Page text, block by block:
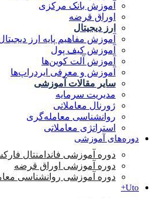
آموزش بانک مرکزی
اوراق قرضه
ارز دیجیتال
آموزش مفاهیم پایه ارز
آموزش کیف پول
آموزش آلت کوین‌ها
آموزش و معرفی ایردراپ‌ها
سایر مقالات آموزشی
مدیریت سرمایه
ژورنال معاملاتی
روانشناسی معامله‌گری
استراتژی معاملاتی
دوره‌های آموزشی
دوره آموزشی فاندامنتال
دوره آموزشی اوراق قرضه
دوره آموزشی روانشناسی
Uto+